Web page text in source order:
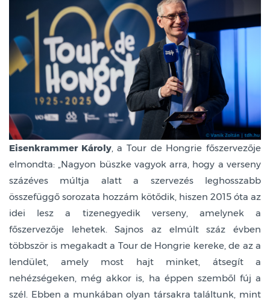
Eisenkrammer Károly, a Tour de Hongrie főszervezője
elmondta: „Nagyon büszke vagyok arra, hogy a verseny
százéves múltja alatt a szervezés leghosszabb
összefüggő sorozata hozzám kötődik, hiszen 2015 óta az
idei lesz a tizenegyedik verseny, amelynek a
főszervezője lehetek. Sajnos az elmúlt száz évben
többször is megakadt a Tour de Hongrie kereke, de az a
lendület, amely most hajt minket, átsegít a
nehézségeken, még akkor is, ha éppen szemből fúj a
szél. Ebben a munkában olyan társakra találtunk, mint